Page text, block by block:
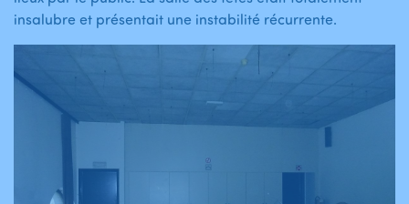
insalubre et présentait une instabilité récurrente.